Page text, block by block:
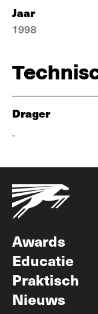
Jaar
1998
Drager
-
Awards
Educatie
Praktisch
Nieuws